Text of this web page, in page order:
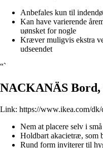
Anbefales kun til
Kan have varierende
uønsket for nogle
Kræver muligvis ekstra
udseendet
“`
NACKANÄS Bord,
Link: https://www.ikea.com/dk/
Nem at placere selv i
Holdbart akacietræ, som
Rund form inviterer til